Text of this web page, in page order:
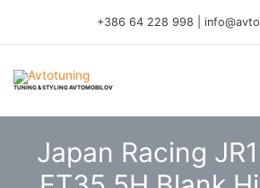
content
+386 64 228 998
TUNING & STYLING AVTOMOBILOV
Japan Racing